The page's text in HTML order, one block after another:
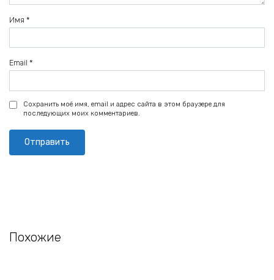
Имя *
Email *
Сохранить моё имя, email и адрес сайта в этом браузере для
последующих моих комментариев.
Похожие